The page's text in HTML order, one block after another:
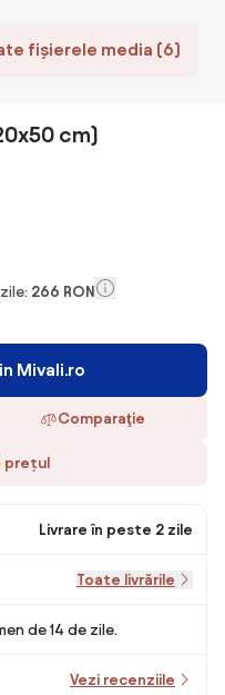
fișierele media (6)
cm)
266 RON
Mivali.ro
Comparaţie
prețul
Livrare în peste 2 zile
Toate livrările
de 14 de zile.
Vezi recenziile